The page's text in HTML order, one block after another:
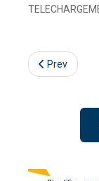
Prev